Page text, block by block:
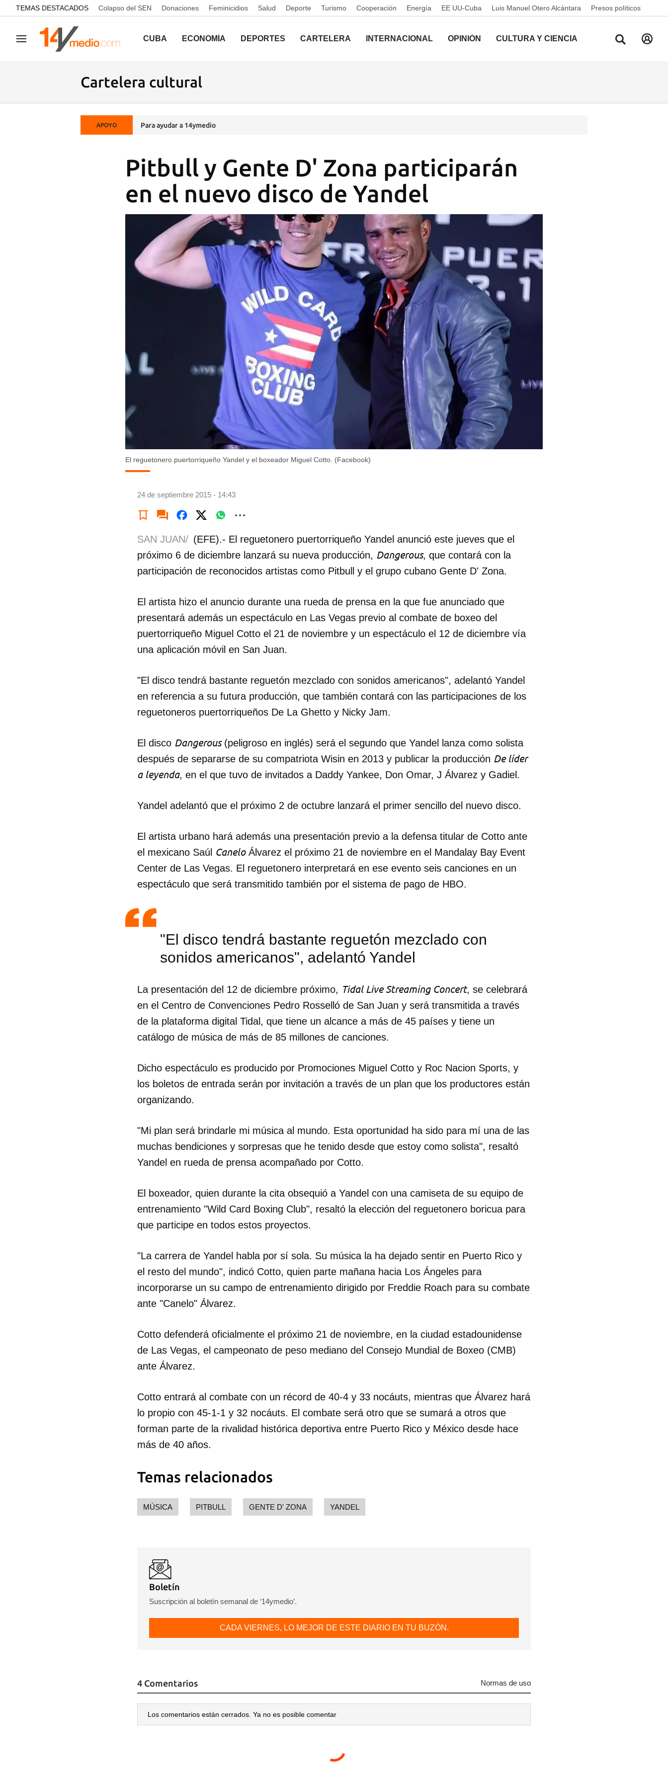
common.go-to-content
TEMAS DESTACADOS Colapso del SEN Donaciones Feminicidios Salud Deporte Turismo Cooperación Energía EE UU-Cuba Luis Manuel Otero Alcántara Presos políticos
Navegación CUBA ECONOMÍA DEPORTES CARTELERA INTERNACIONAL OPINIÓN CULTURA Y CIENCIA
Cartelera cultural
APOYO Para ayudar a 14ymedio
Pitbull y Gente D' Zona participarán
en el nuevo disco de Yandel
El reguetonero puertorriqueño Yandel y el boxeador Miguel Cotto. (Facebook)
24 de septiembre 2015 - 14:43
Guardar como favorito
INICIAR SESIÓN CANCELAR
SAN JUAN/ (EFE).- El reguetonero puertorriqueño Yandel anunció este jueves que el
próximo 6 de diciembre lanzará su nueva producción, Dangerous, que contará con la
participación de reconocidos artistas como Pitbull y el grupo cubano Gente D' Zona.
El artista hizo el anuncio durante una rueda de prensa en la que fue anunciado que
presentará además un espectáculo en Las Vegas previo al combate de boxeo del
puertorriqueño Miguel Cotto el 21 de noviembre y un espectáculo el 12 de diciembre vía
una aplicación móvil en San Juan.
"El disco tendrá bastante reguetón mezclado con sonidos americanos", adelantó Yandel
en referencia a su futura producción, que también contará con las participaciones de los
reguetoneros puertorriqueños De La Ghetto y Nicky Jam.
El disco Dangerous(peligroso en inglés) será el segundo que Yandel lanza como solista
después de separarse de su compatriota Wisin en 2013 y publicar la producción De líder
a leyenda, en el que tuvo de invitados a Daddy Yankee, Don Omar, J Álvarez y Gadiel.
Yandel adelantó que el próximo 2 de octubre lanzará el primer sencillo del nuevo disco.
El artista urbano hará además una presentación previo a la defensa titular de Cotto ante
el mexicano Saúl CaneloÁlvarez el próximo 21 de noviembre en el Mandalay Bay Event
Center de Las Vegas. El reguetonero interpretará en ese evento seis canciones en un
espectáculo que será transmitido también por el sistema de pago de HBO.
"El disco tendrá bastante reguetón mezclado con
sonidos americanos", adelantó Yandel
La presentación del 12 de diciembre próximo, Tidal Live Streaming Concert, se celebrará
en el Centro de Convenciones Pedro Rosselló de San Juan y será transmitida a través
de la plataforma digital Tidal, que tiene un alcance a más de 45 países y tiene un
catálogo de música de más de 85 millones de canciones.
Dicho espectáculo es producido por Promociones Miguel Cotto y Roc Nacion Sports, y
los boletos de entrada serán por invitación a través de un plan que los productores están
organizando.
"Mi plan será brindarle mi música al mundo. Esta oportunidad ha sido para mí una de las
muchas bendiciones y sorpresas que he tenido desde que estoy como solista", resaltó
Yandel en rueda de prensa acompañado por Cotto.
El boxeador, quien durante la cita obsequió a Yandel con una camiseta de su equipo de
entrenamiento "Wild Card Boxing Club", resaltó la elección del reguetonero boricua para
que participe en todos estos proyectos.
"La carrera de Yandel habla por sí sola. Su música la ha dejado sentir en Puerto Rico y
el resto del mundo", indicó Cotto, quien parte mañana hacia Los Ángeles para
incorporarse un su campo de entrenamiento dirigido por Freddie Roach para su combate
ante "Canelo" Álvarez.
Cotto defenderá oficialmente el próximo 21 de noviembre, en la ciudad estadounidense
de Las Vegas, el campeonato de peso mediano del Consejo Mundial de Boxeo (CMB)
ante Álvarez.
Cotto entrará al combate con un récord de 40-4 y 33 nocáuts, mientras que Álvarez hará
lo propio con 45-1-1 y 32 nocáuts. El combate será otro que se sumará a otros que
forman parte de la rivalidad histórica deportiva entre Puerto Rico y México desde hace
más de 40 años.
Temas relacionados
MÚSICA PITBULL GENTE D' ZONA YANDEL
Boletín
Suscripción al boletín semanal de ‘14ymedio’.
CADA VIERNES, LO MEJOR DE ESTE DIARIO EN TU BUZÓN.
4 Comentarios Normas de uso
Los comentarios están cerrados. Ya no es posible comentar